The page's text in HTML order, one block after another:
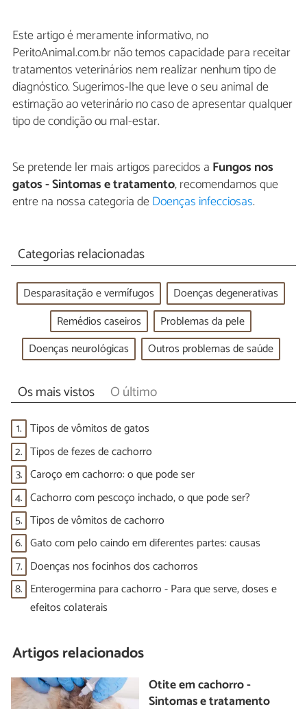
Este artigo é meramente informativo, no
PeritoAnimal.com.br não temos capacidade para receitar
tratamentos veterinários nem realizar nenhum tipo de
diagnóstico. Sugerimos-lhe que leve o seu animal de
estimação ao veterinário no caso de apresentar qualquer
tipo de condição ou mal-estar.
Se pretende ler mais artigos parecidos a Fungos nos
gatos - Sintomas e tratamento, recomendamos que
entre na nossa categoria deDoenças infecciosas.
Categorias relacionadas
Desparasitação e vermífugos
Doenças degenerativas
Remédios caseiros
Problemas da pele
Doenças neurológicas
Outros problemas de saúde
Os mais vistos O último
1. Tipos de vômitos de gatos
2. Tipos de fezes de cachorro
3. Caroço em cachorro: o que pode ser
4. Cachorro com pescoço inchado, o que pode ser?
5. Tipos de vômitos de cachorro
6. Gato com pelo caindo em diferentes partes: causas
7. Doenças nos focinhos dos cachorros
8. Enterogermina para cachorro - Para que serve, doses e
efeitos colaterais
Artigos relacionados
Otite em cachorro -
Sintomas e tratamento